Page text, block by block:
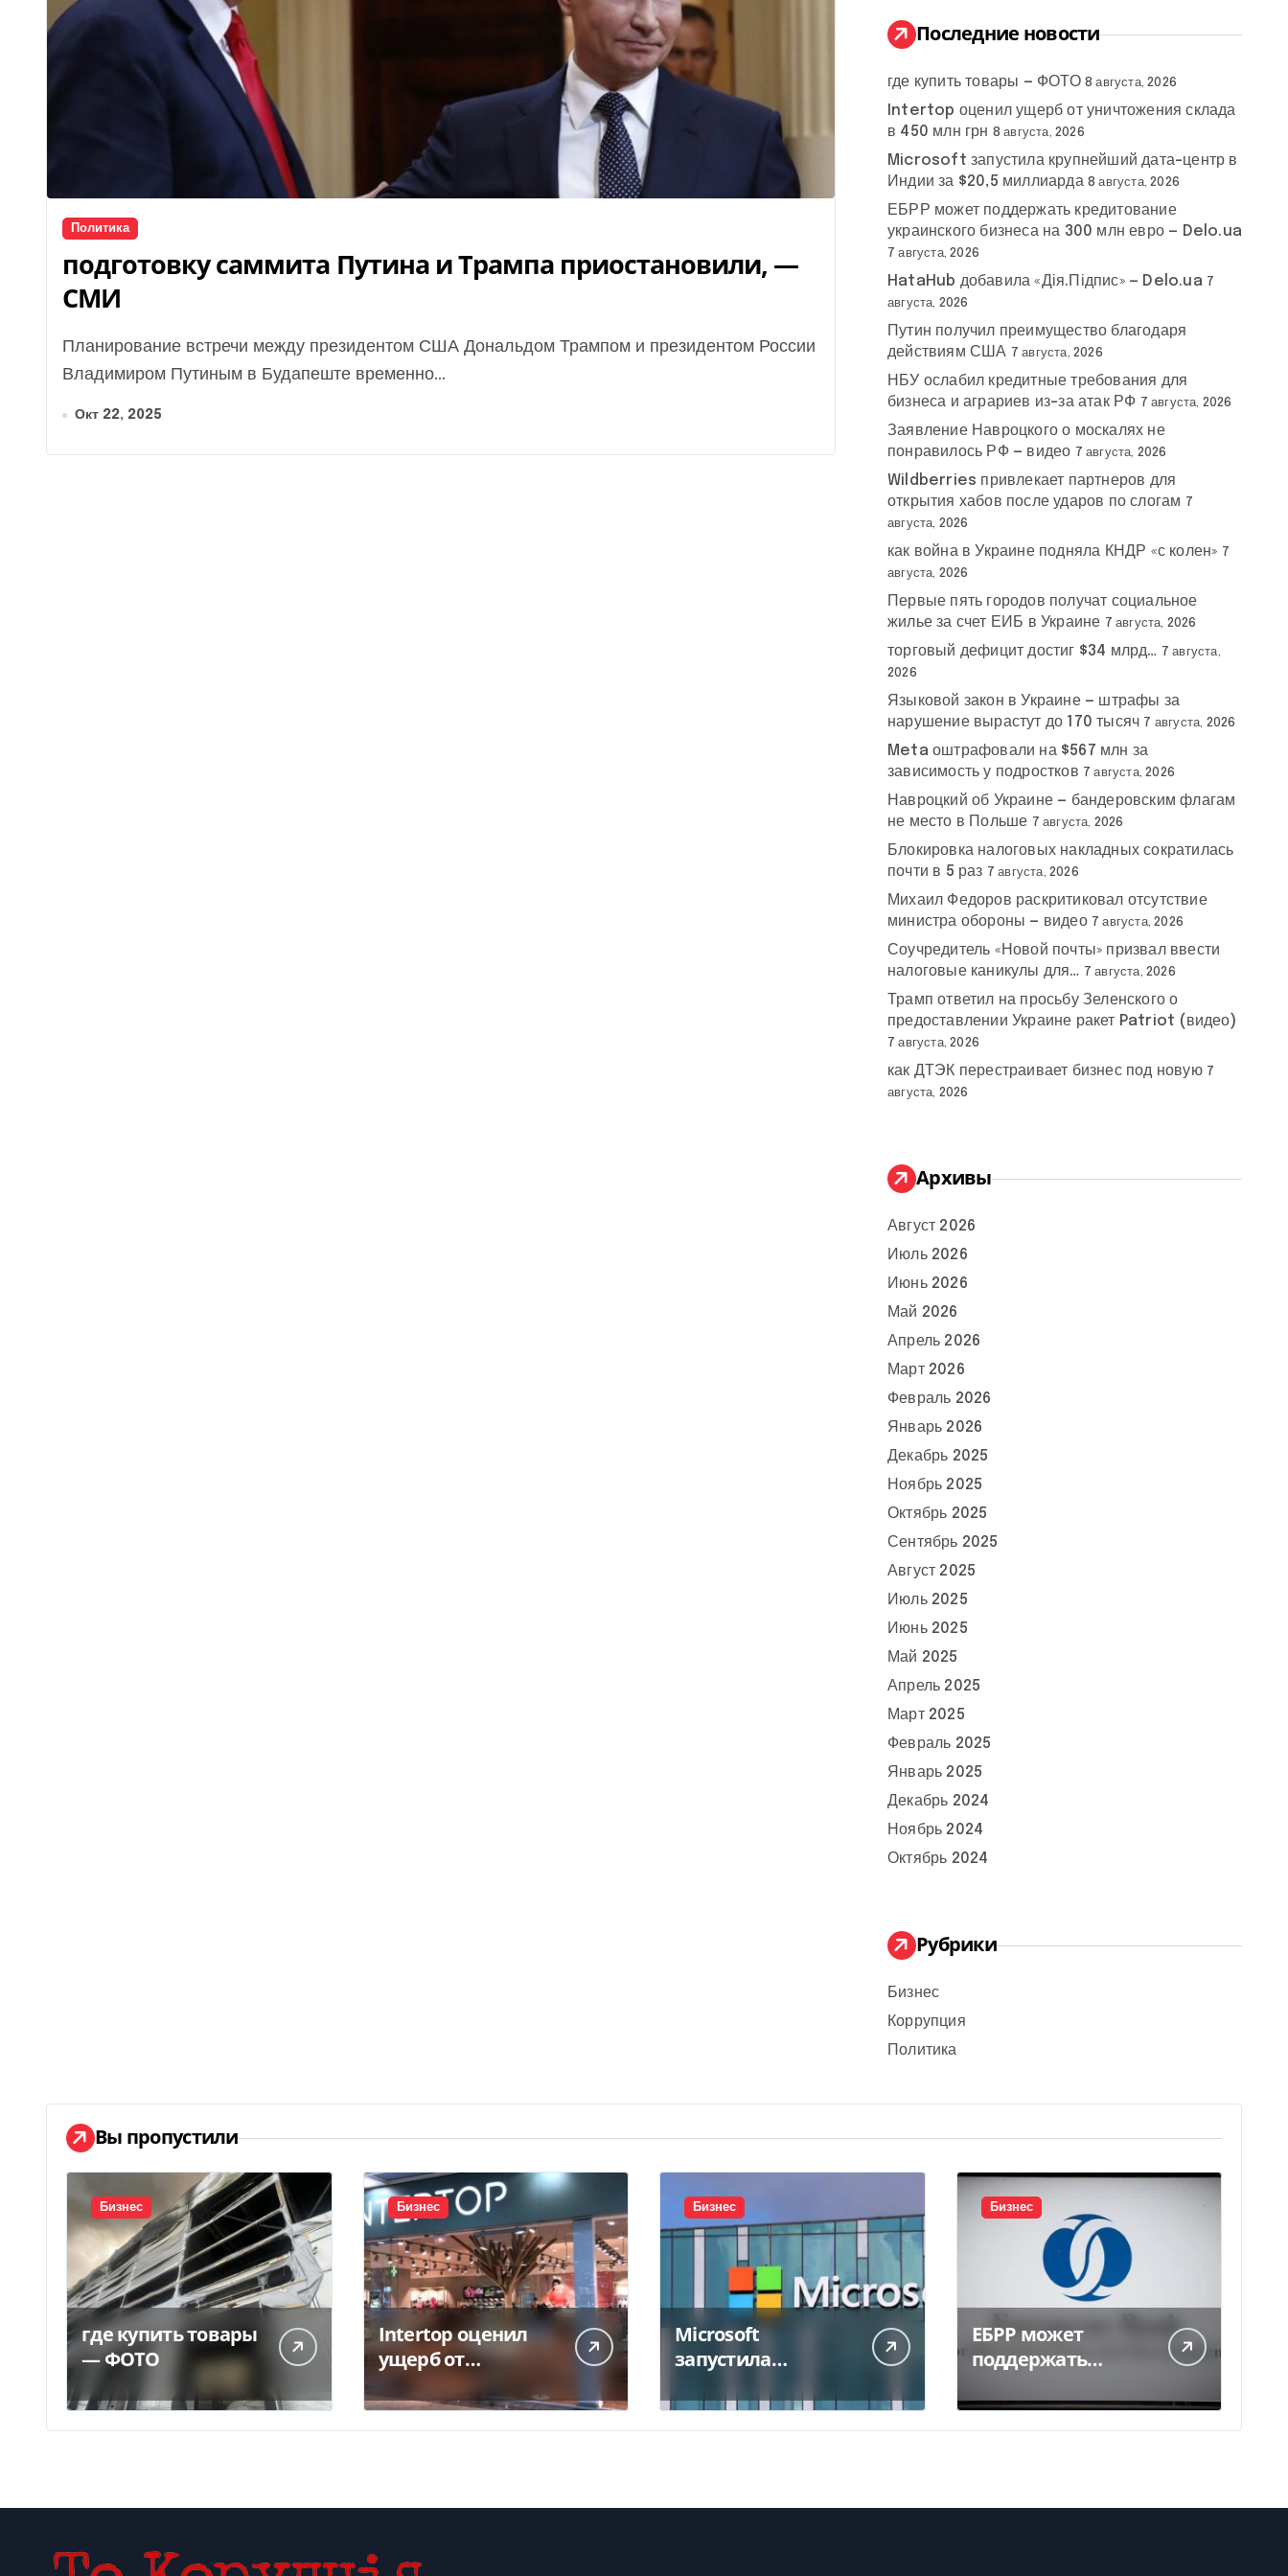
Политика
подготовку саммита Путина и Трампа приостановили, —
СМИ
Планирование встречи между президентом США Дональдом Трампом и президентом России
Владимиром Путиным в Будапеште временно...
Окт 22, 2025
:
Последние новости
где купить товары — ФОТО 8 августа, 2026
Intertop оценил ущерб от уничтожения склада
в 450 млн грн 8 августа, 2026
Microsoft запустила крупнейший дата-центр в
Индии за $20,5 миллиарда 8 августа, 2026
ЕБРР может поддержать кредитование
украинского бизнеса на 300 млн евро — Delo.ua
7 августа, 2026
HataHub добавила «Дія.Підпис» — Delo.ua 7
августа, 2026
Путин получил преимущество благодаря
действиям США 7 августа, 2026
НБУ ослабил кредитные требования для
бизнеса и аграриев из-за атак РФ 7 августа, 2026
Заявление Навроцкого о москалях не
понравилось РФ — видео 7 августа, 2026
Wildberries привлекает партнеров для
открытия хабов после ударов по слогам 7
августа, 2026
как война в Украине подняла КНДР «с колен» 7
августа, 2026
Первые пять городов получат социальное
жилье за счет ЕИБ в Украине 7 августа, 2026
торговый дефицит достиг $34 млрд… 7 августа,
2026
Языковой закон в Украине — штрафы за
нарушение вырастут до 170 тысяч 7 августа, 2026
Meta оштрафовали на $567 млн за
зависимость у подростков 7 августа, 2026
Навроцкий об Украине — бандеровским флагам
не место в Польше 7 августа, 2026
Блокировка налоговых накладных сократилась
почти в 5 раз 7 августа, 2026
Михаил Федоров раскритиковал отсутствие
министра обороны — видео 7 августа, 2026
Соучредитель «Новой почты» призвал ввести
налоговые каникулы для… 7 августа, 2026
Трамп ответил на просьбу Зеленского о
предоставлении Украине ракет Patriot (видео)
7 августа, 2026
как ДТЭК перестраивает бизнес под новую 7
августа, 2026
Архивы
Август 2026
Июль 2026
Июнь 2026
Май 2026
Апрель 2026
Март 2026
Февраль 2026
Январь 2026
Декабрь 2025
Ноябрь 2025
Октябрь 2025
Сентябрь 2025
Август 2025
Июль 2025
Июнь 2025
Май 2025
Апрель 2025
Март 2025
Февраль 2025
Январь 2025
Декабрь 2024
Ноябрь 2024
Октябрь 2024
Рубрики
Бизнес
Коррупция
Политика
Вы пропустили
Бизнес
где купить товары
— ФОТО
Бизнес
Intertop оценил
ущерб от
склада в 450 млн
грн
Бизнес
Microsoft
запустила
центр в Индии за
$20,5 миллиарда
Бизнес
ЕБРР может
поддержать
украинского
бизнеса на 300 млн